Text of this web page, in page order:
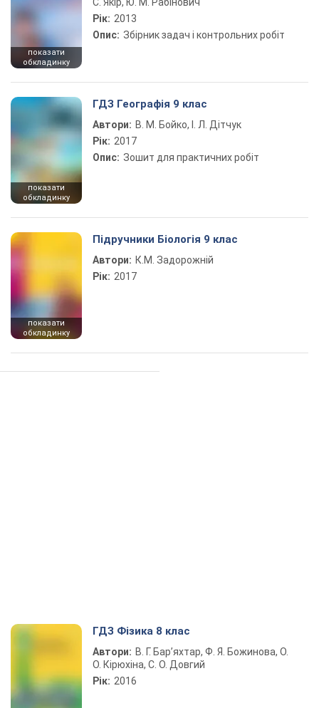
показати
обкладинку
Рік: 2013
Опис: Збірник задач і контрольних робіт
показати
обкладинку
ГДЗ Географія 9 клас
Автори: В. М. Бойко, І. Л. Дітчук
Рік: 2017
Опис: Зошит для практичних робіт
показати
обкладинку
Підручники Біологія 9 клас
Автори: К.М. Задорожній
Рік: 2017
ГДЗ Фізика 8 клас
Автори: В. Г. Бар’яхтар, Ф. Я. Божинова, О.
О. Кірюхіна, С. О. Довгий
Рік: 2016